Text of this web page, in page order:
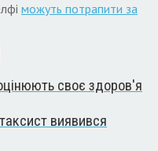
можуть потрапити за
своє здоров'я
виявився